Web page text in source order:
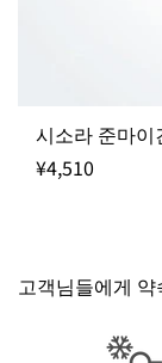
시소라 준마
¥4,510
고객님들에게